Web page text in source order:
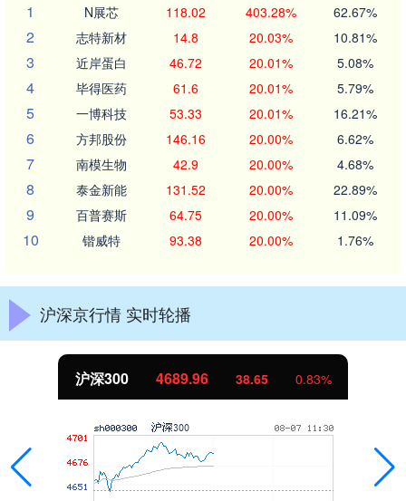
1
N展芯 118.02 403.28% 62.67%
2 志特新材 14.8 20.03% 10.81%
3 近岸蛋白 46.72 20.01% 5.08%
4 毕得医药 61.6 20.01% 5.79%
5 一博科技 53.33 20.01% 16.21%
6 方邦股份 146.16 20.00% 6.62%
7 南模生物 42.9 20.00% 4.68%
8 泰金新能 131.52 20.00% 22.89%
9 百普赛斯 64.75 20.00% 11.09%
10 锴威特 93.38 20.00% 1.76%
沪深京行情 实时轮播
沪深300 4689.96 38.65 0.83%